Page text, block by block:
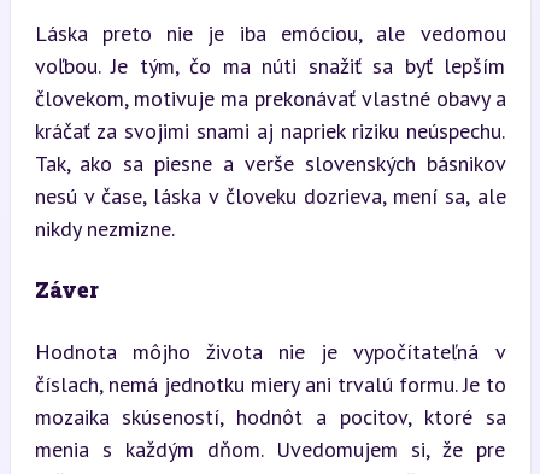
Láska preto nie je iba emóciou, ale vedomou
voľbou. Je tým, čo ma núti snažiť sa byť lepším
človekom, motivuje ma prekonávať vlastné obavy a
kráčať za svojimi snami aj napriek riziku neúspechu.
Tak, ako sa piesne a verše slovenských básnikov
nesú v čase, láska v človeku dozrieva, mení sa, ale
nikdy nezmizne.
Záver
Hodnota môjho života nie je vypočítateľná v
číslach, nemá jednotku miery ani trvalú formu. Je to
mozaika skúseností, hodnôt a pocitov, ktoré sa
menia s každým dňom. Uvedomujem si, že pre